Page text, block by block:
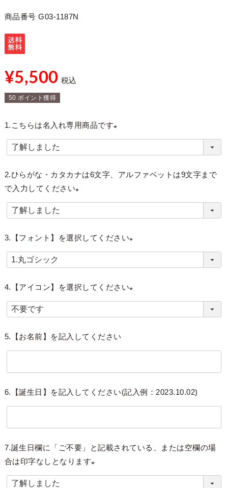
商品番号 G03-1187N
¥5,500 税込
50 ポイント獲得
1.こちらは名入れ専用商品です
必
須
2.ひらがな・カタカナは6文字、アルファベットは9文字まで
で入力してください
必
須
3.【フォント】を選択してください
必
4.【アイコン】を選択してください
必
5.【お名前】を記入してください
6.【誕生日】を記入してください(記入例：2023.10.02)
7.誕生日欄に「ご不要」と記載されている、または空欄の場
合は印字なしとなります